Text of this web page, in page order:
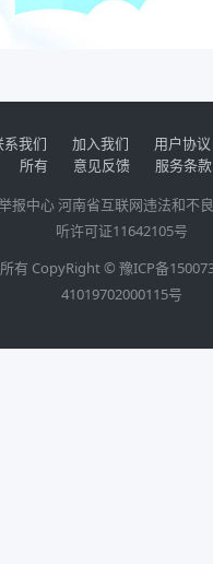
系我们 加入我们 用户协议
所有
意见反馈
服务条款
报中心河南省互联网违法和不
听许可证11642105号
有 CopyRight © 豫ICP备
41019702000115号